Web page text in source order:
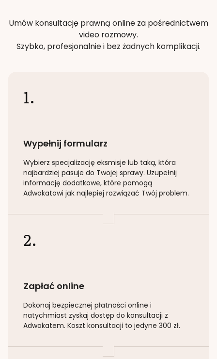
Umów konsultację prawną online za pośrednictwem
video rozmowy.
Szybko, profesjonalnie i bez żadnych komplikacji.
1.
Wypełnij formularz
Wybierz specjalizację eksmisje lub taką, która
najbardziej pasuje do Twojej sprawy. Uzupełnij
informację dodatkowe, które pomogą
Adwokatowi jak najlepiej rozwiązać Twój problem.
2.
Zapłać online
Dokonaj bezpiecznej płatności online i
natychmiast zyskaj dostęp do konsultacji z
Adwokatem. Koszt konsultacji to jedyne 300 zł.